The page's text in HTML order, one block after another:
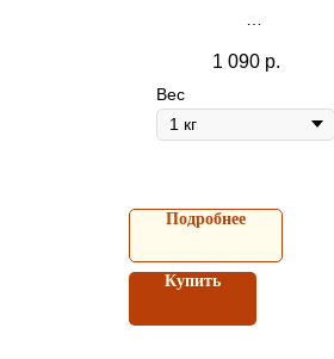
1 090 р.
Вес
Подробнее
Купить